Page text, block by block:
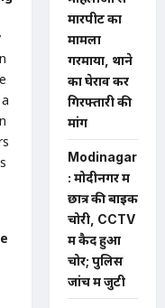
मारपीट का
मामला
गरमाया, थाने
का घेराव कर
गिरफ्तारी की
मांग
Modinagar
: मोदीनगर में
छात्र की बाइक
चोरी, CCTV
में कैद हुआ
चोर; पुलिस
जांच में जुटी